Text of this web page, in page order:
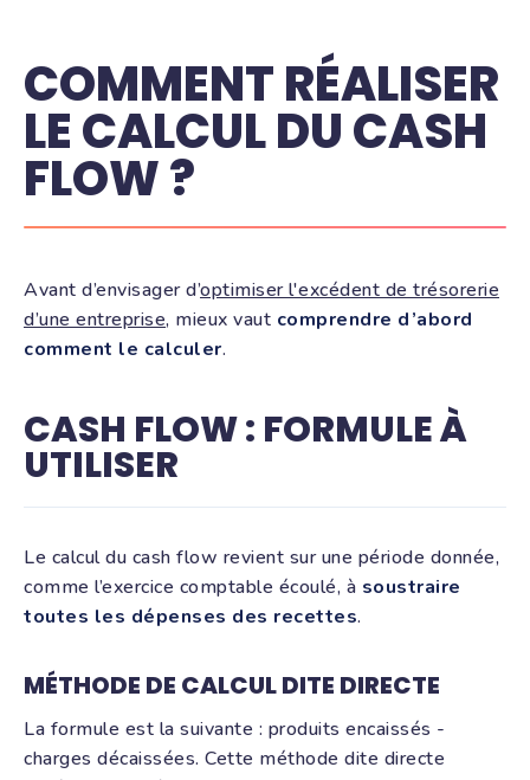
COMMENT RÉALISER
LE CALCUL DU CASH
FLOW ?
Avant d’envisager d’optimiser l'excédent de trésorerie
d’une entreprise, mieux vaut comprendre d’abord
comment le calculer.
CASH FLOW : FORMULE À
UTILISER
Le calcul du cash flow revient sur une période donnée,
comme l’exercice comptable écoulé, à soustraire
toutes les dépenses des recettes.
MÉTHODE DE CALCUL DITE DIRECTE
La formule est la suivante : produits encaissés -
charges décaissées. Cette méthode dite directe